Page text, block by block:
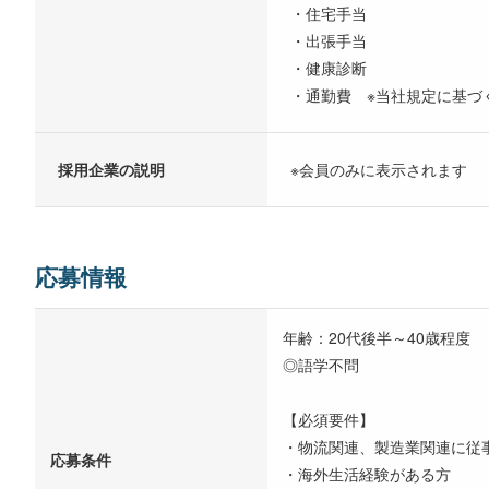
・住宅手当
・出張手当
・健康診断
・通勤費 ※当社規定に基づ
採用企業の説明 ※会員のみに表示されます
応募情報
応募条件
年齢：20代後半～40歳程度
◎語学不問
【必須要件】
・物流関連、製造業関連に
・海外生活経験がある方